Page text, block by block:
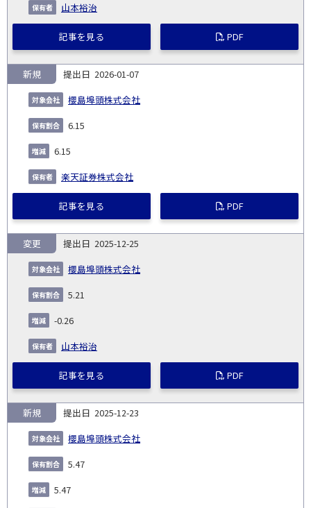
山本裕治
記事を見る PDF
2026-01-07
櫻島埠頭株式会社
新規
6.15
6.15
楽天証券株式会社
記事を見る PDF
2025-12-25
櫻島埠頭株式会社
変更
5.21
-0.26
山本裕治
記事を見る PDF
2025-12-23
櫻島埠頭株式会社
新規
5.47
5.47